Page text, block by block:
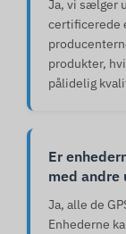
Ja, vi sælger
certificerede
produkter,
pålidelig
Er
med andre
Ja, alle de
Enhederne